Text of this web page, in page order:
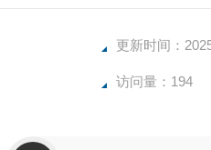
更新时间：
访问量：194